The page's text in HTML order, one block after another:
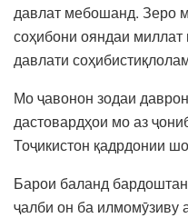
давлат мебошанд. Зеро
соҳибони ояндаи миллат
давлати
Мо ҷавонон зодаи
дастовардҳои мо аз
Тоҷикистон қадрдонии
Барои баланд
ҷалби он ба илмомӯзиву